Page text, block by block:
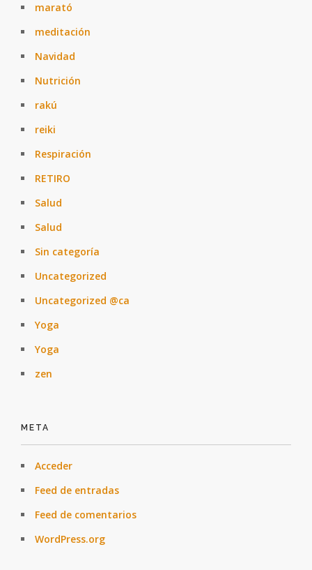
marató
meditación
Navidad
Nutrición
rakú
reiki
Respiración
RETIRO
Salud
Salud
Sin categoría
Uncategorized
Uncategorized @ca
Yoga
Yoga
zen
META
Acceder
Feed de entradas
Feed de comentarios
WordPress.org